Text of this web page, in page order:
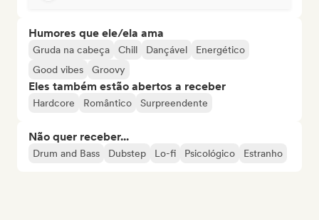
Humores que ele/ela ama
Gruda na cabeça Chill Dançável
Energético
Good vibes
Groovy
Eles também estão abertos a receber
Hardcore Romântico Surpreendente
Não quer receber...
Drum and Bass Dubstep Lo-fi Psicológico Estranho